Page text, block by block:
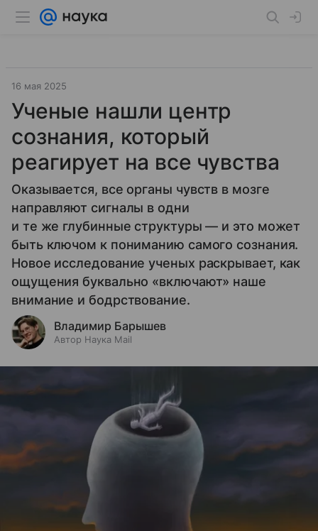
16 мая 2025
Ученые нашли центр
сознания, который
реагирует на все чувства
Оказывается, все органы чувств в мозге
направляют сигналы в одни
и те же глубинные структуры — и это может
быть ключом к пониманию самого сознания.
Новое исследование ученых раскрывает, как
ощущения буквально «включают» наше
внимание и бодрствование.
Владимир Барышев
Автор Наука Mail